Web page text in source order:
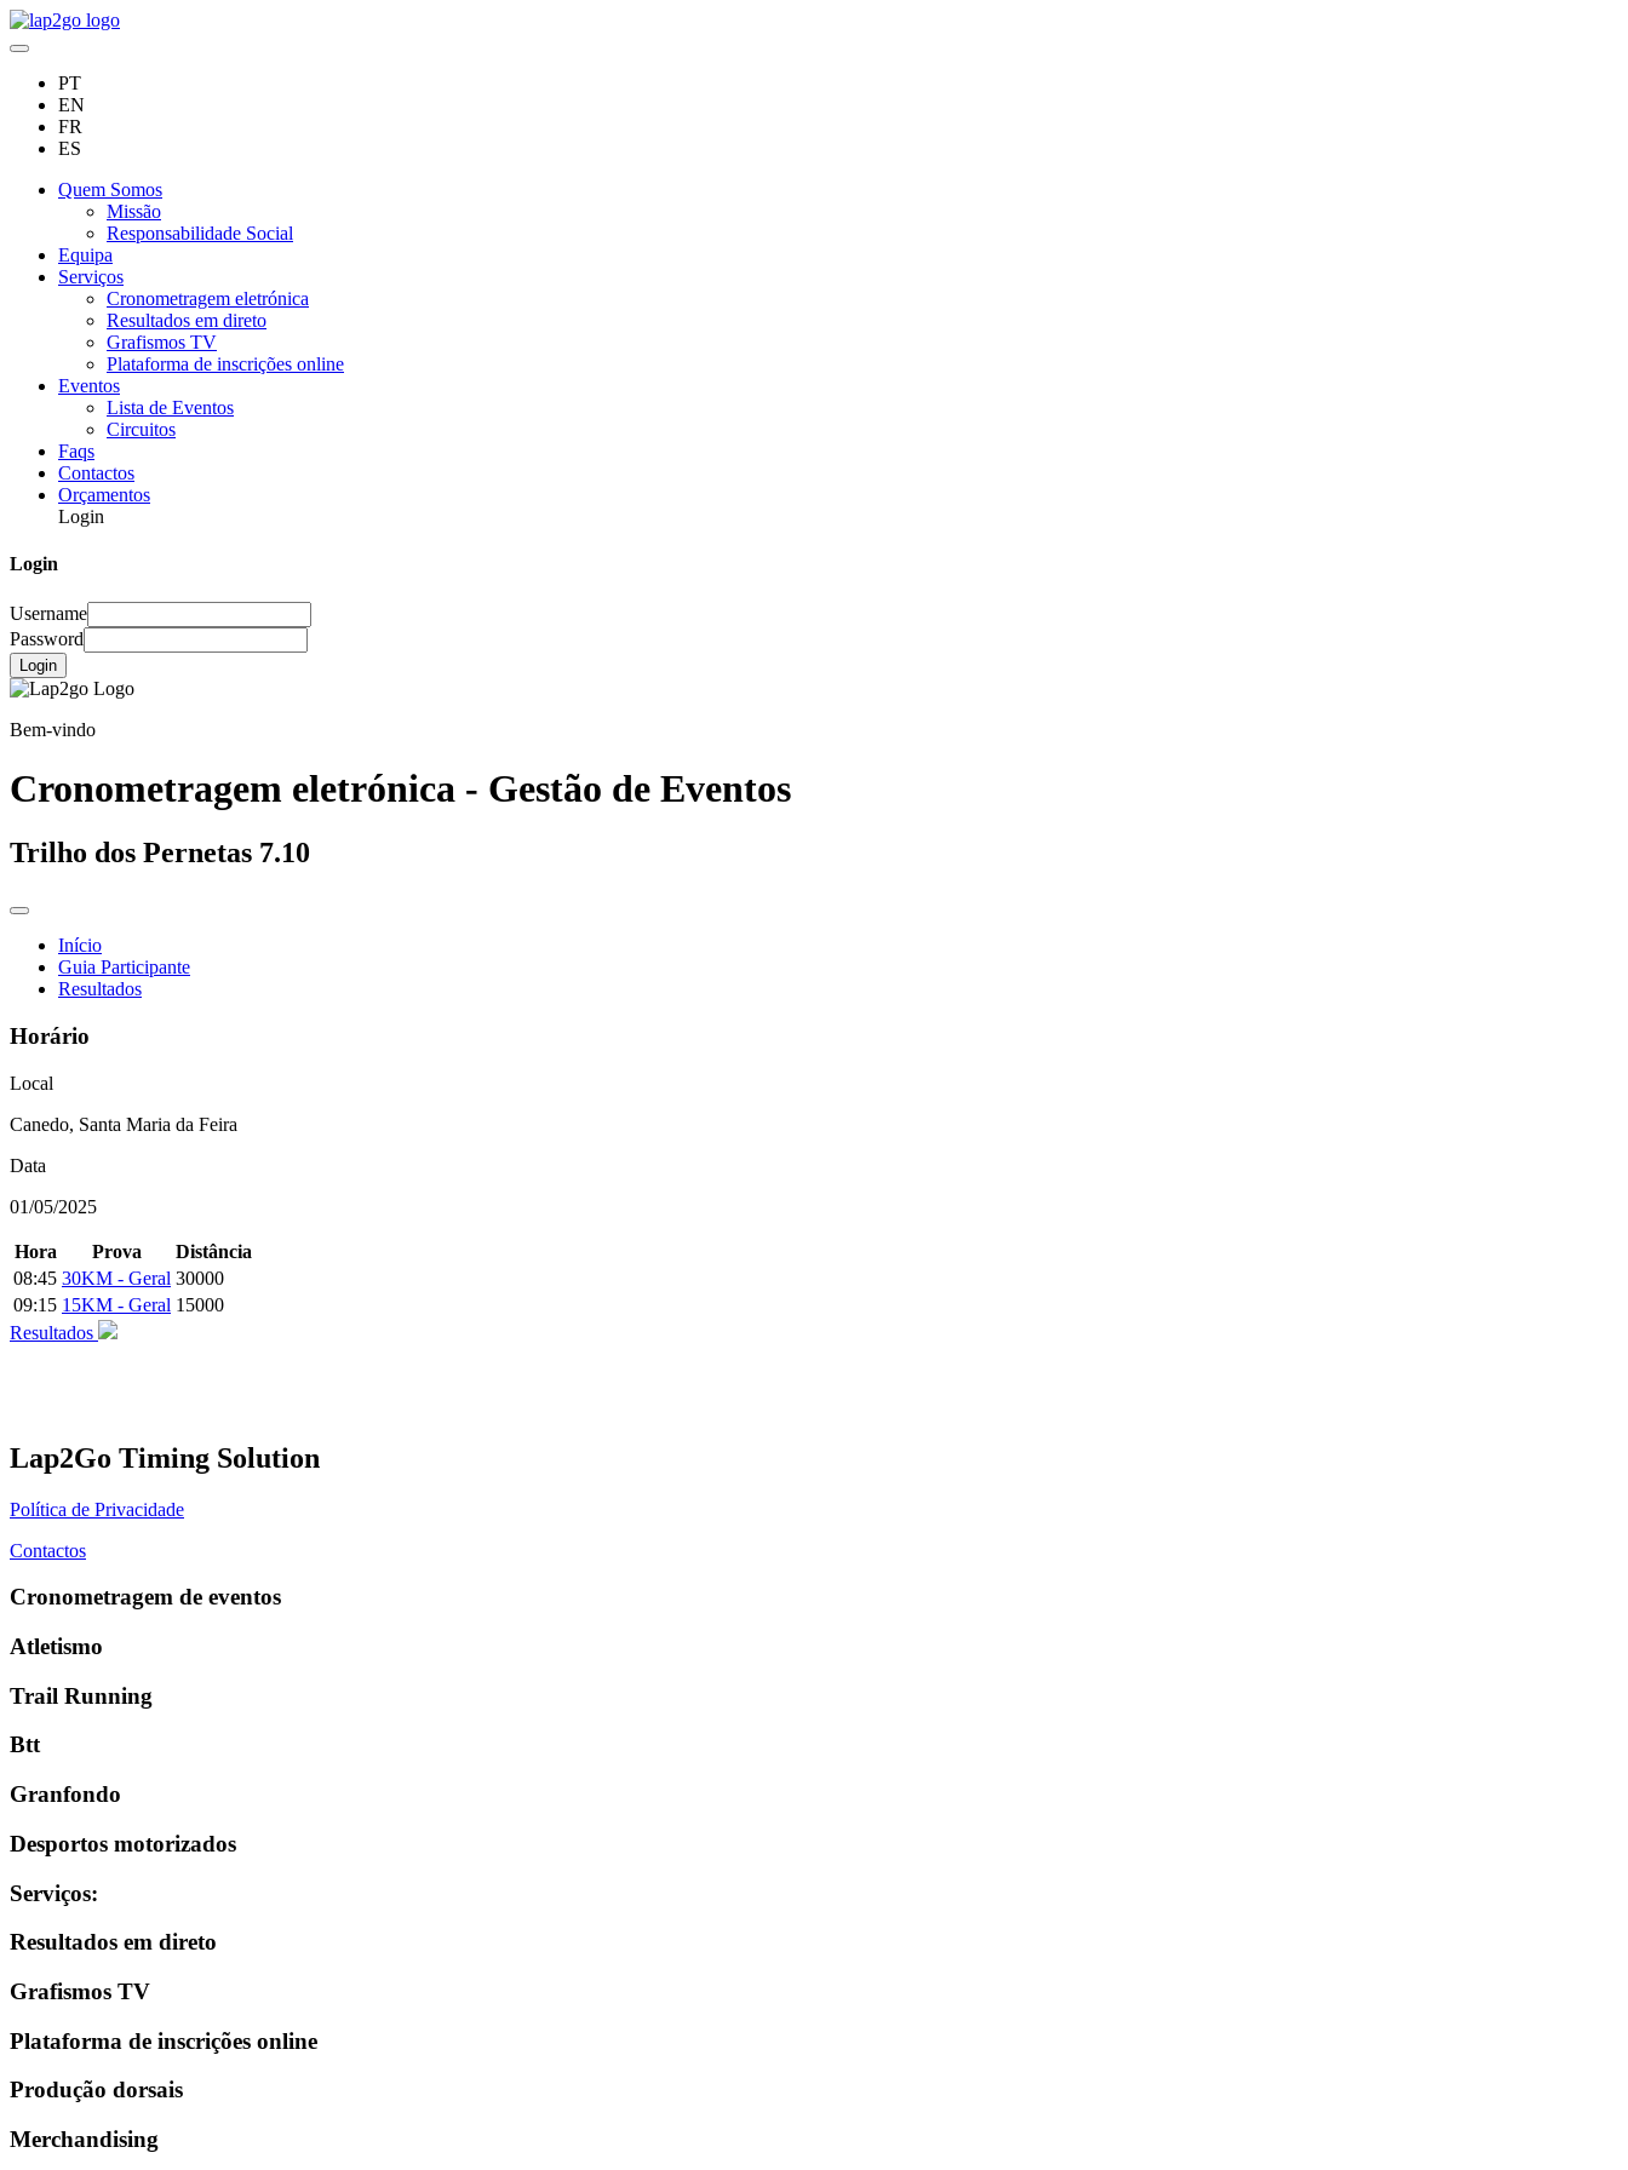
PT
EN
FR
ES
Quem Somos
Missão
Responsabilidade Social
Equipa
Serviços
Cronometragem eletrónica
Resultados em direto
Grafismos TV
Plataforma de inscrições online
Eventos
Lista de Eventos
Circuitos
Faqs
Contactos
Orçamentos
Login
Login
Username
Password
Login
Bem-vindo
Cronometragem eletrónica - Gestão de Eventos
Trilho dos Pernetas 7.10
Início
Guia Participante
Resultados
Horário
Local
Canedo, Santa Maria da Feira
Data
01/05/2025
Hora Prova
Distância
08:45 30KM - Geral 30000
09:15 15KM - Geral 15000
Resultados
Lap2Go Timing Solution
Política de Privacidade
Contactos
Cronometragem de eventos
Atletismo
Trail Running
Btt
Granfondo
Desportos motorizados
Serviços:
Resultados em direto
Grafismos TV
Plataforma de inscrições online
Produção dorsais
Merchandising